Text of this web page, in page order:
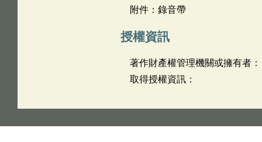
附件：錄音帶
授權資訊
著作財產權管理機關或擁有者：
取得授權資訊：